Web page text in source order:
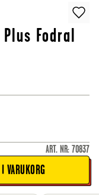
Plus Fodral
ART. NR: 70837
VARUKORG